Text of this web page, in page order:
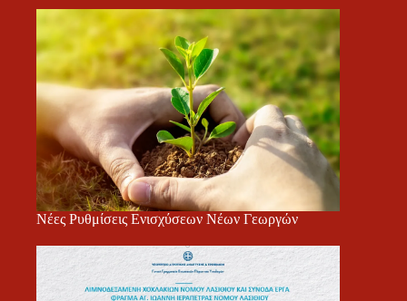
Νέες Ρυθμίσεις Ενισχύσεων Νέων Γεωργών